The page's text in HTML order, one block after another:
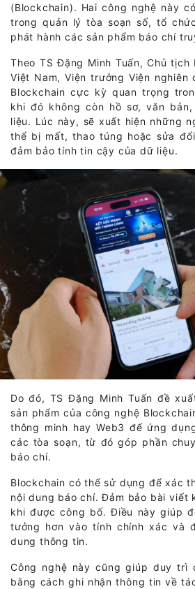
(Blockchain). Hai công nghệ này
trong quản lý tòa soạn số, tổ
phát hành các sản phẩm báo chí
Theo TS Đặng Minh Tuấn, Chủ tịch
Việt Nam, Viện trưởng Viện nghiên
Blockchain cực kỳ quan trọng
khi đó không còn hồ sơ, văn
liệu. Lúc này, sẽ xuất hiện những
thể bị mất, thao túng hoặc sửa
đảm bảo tính tin cậy của dữ liệu.
Do đó, TS Đặng Minh Tuấn đề
sản phẩm của công nghệ
thông minh hay Web3 để ứng
các tòa soạn, từ đó góp phần
báo chí.
Blockchain có thể sử dụng để xác
nội dung báo chí. Đảm bảo bài viết
khi được công bố. Điều này giúp
tưởng hơn vào tính chính xác và
dung thông tin.
Công nghệ này cũng giúp duy trì
bằng cách ghi nhận thông tin về